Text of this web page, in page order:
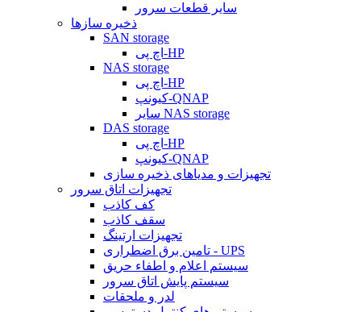
سایر قطعات سرور
ذخیره سازها
SAN storage
اچ پی-HP
NAS storage
اچ پی-HP
کیونپ-QNAP
سایر NAS storage
DAS storage
اچ پی-HP
کیونپ-QNAP
تجهیزات و مدیاهای ذخیره سازی
تجهیزات اتاق سرور
کف کاذب
سقف کاذب
تجهیزات ارتینگ
تامین برق اضطراری - UPS
سیستم اعلام و اطفاء حریق
سیستم پایش اتاق سرور
لدر و ملحقات